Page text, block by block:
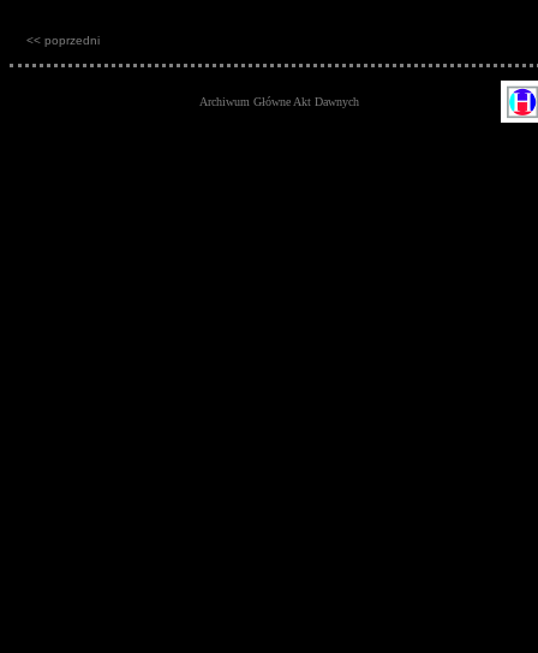
<< poprzedni
Archiwum Główne Akt Dawnych